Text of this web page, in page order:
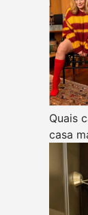
Quais
casa